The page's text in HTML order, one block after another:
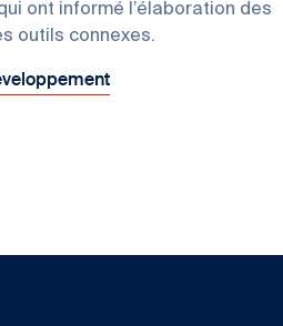
ont informé l’élaboration des
outils connexes.